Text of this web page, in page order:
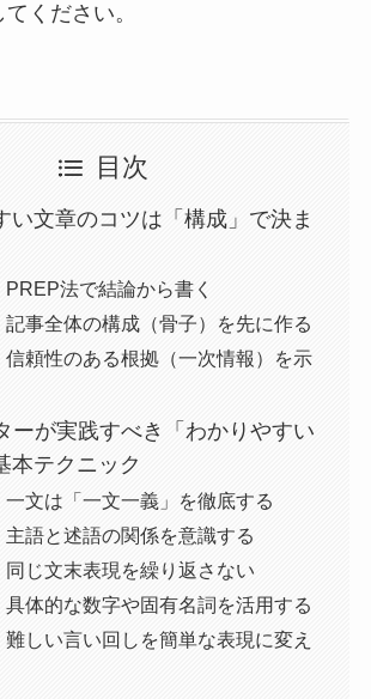
ください。
目次
い文章のコツは「構成」で決ま
PREP法で結論から書く
記事全体の構成（骨子）を先に作る
信頼性のある根拠（一次情報）を示
ーが実践すべき「わかりやすい
本テクニック
一文は「一文一義」を徹底する
主語と述語の関係を意識する
同じ文末表現を繰り返さない
具体的な数字や固有名詞を活用する
難しい言い回しを簡単な表現に変え